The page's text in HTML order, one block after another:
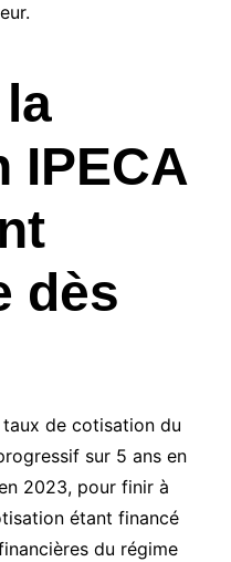
IPECA
dès
de cotisation du
sur 5 ans en
2023, pour finir à
étant financé
du régime